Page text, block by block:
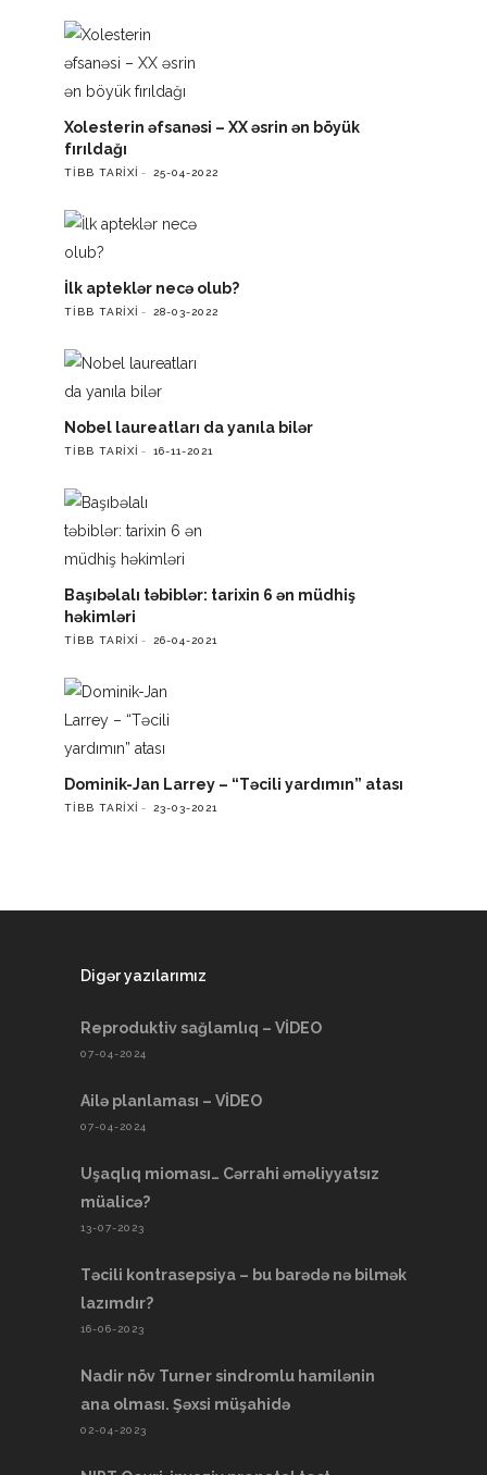
Xolesterin əfsanəsi – XX əsrin ən böyük
fırıldağı
TIBB TARIXI 25-04-2022
İlk apteklər necə olub?
TIBB TARIXI 28-03-2022
Nobel laureatları da yanıla bilər
TIBB TARIXI 16-11-2021
Başıbəlalı təbiblər: tarixin 6 ən müdhiş
həkimləri
TIBB TARIXI 26-04-2021
Dominik-Jan Larrey – “Təcili yardımın” atası
TIBB TARIXI 23-03-2021
Digər yazılarımız
Reproduktiv sağlamlıq – VİDEO
07-04-2024
Ailə planlaması – VİDEO
07-04-2024
Uşaqlıq mioması… Cərrahi əməliyyatsız
müalicə?
13-07-2023
Təcili kontrasepsiya – bu barədə nə bilmək
lazımdır?
16-06-2023
Nadir növ Turner sindromlu hamilənin
ana olması. Şəxsi müşahidə
02-04-2023